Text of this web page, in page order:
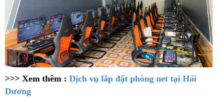
>>> Xem thêm : Dịch vụ lắp đặt phòng net tại Hải
Dương